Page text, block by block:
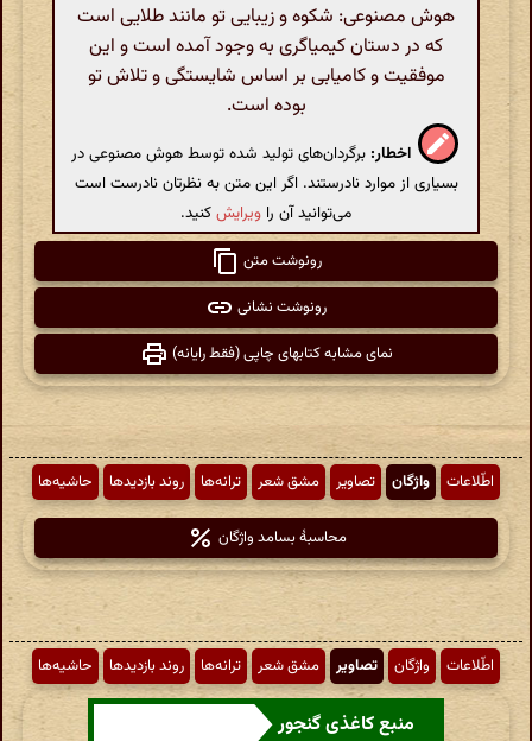
هوش مصنوعی: شکوه و زیبایی تو مانند طلایی است
که در دستان کیمیاگری به وجود آمده است و این
موفقیت و کامیابی بر اساس شایستگی و تلاش تو
بوده است.
اخطار: برگردان‌های تولید شده توسط هوش مصنوعی در
بسیاری از موارد نادرستند. اگر این متن به نظرتان نادرست است
می‌توانید آن را ویرایشکنید.
رونوشت متن
رونوشت نشانی
نمای مشابه کتابهای چاپی (فقط رایانه)
اطّلاعات واژگان تصاویر مشق شعر ترانه‌ها روند بازدیدها حاشیه‌ها
محاسبهٔ بسامد واژگان
اطّلاعات واژگان تصاویر مشق شعر ترانه‌ها روند بازدیدها حاشیه‌ها
منبع کاغذی گنجور